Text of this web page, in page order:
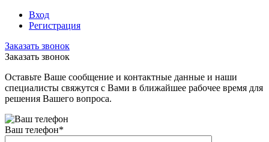
Вход
Регистрация
Заказать звонок
Заказать звонок
Оставьте Ваше сообщение и контактные данные и наши
специалисты свяжутся с Вами в ближайшее рабочее время для
решения Вашего вопроса.
Ваш телефон*